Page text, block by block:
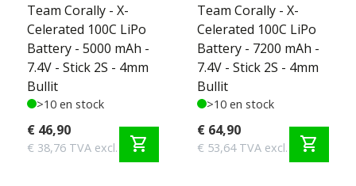
Team Corally - X-
Celerated 100C LiPo
Battery - 5000 mAh -
7.4V - Stick 2S - 4mm
Bullit
>10 en stock
€ 46,90
€ 38,76 TVA excl. shopping_cart
Team Corally - X-
Celerated 100C LiPo
Battery - 7200 mAh -
7.4V - Stick 2S - 4mm
Bullit
>10 en stock
€ 64,90
€ 53,64 TVA excl. shopping_cart